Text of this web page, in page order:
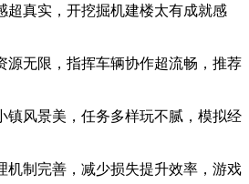
超真实，开挖掘机建楼太有成就感
源无限，指挥车辆协作超流畅，推荐
镇风景美，任务多样玩不腻，模拟经
机制完善，减少损失提升效率，游戏